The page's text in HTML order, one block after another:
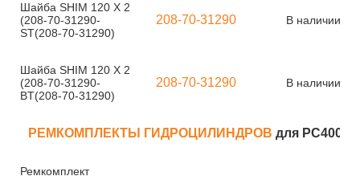
Шайба SHIM 120 X 2
(208-70-31290-
ST(208-70-31290)
208-70-31290 В наличии
Шайба SHIM 120 X 2
(208-70-31290-
BT(208-70-31290)
208-70-31290 В наличии
РЕМКОМПЛЕКТЫ ГИДРОЦИЛИНДРОВ для PC400-7
Ремкомплект